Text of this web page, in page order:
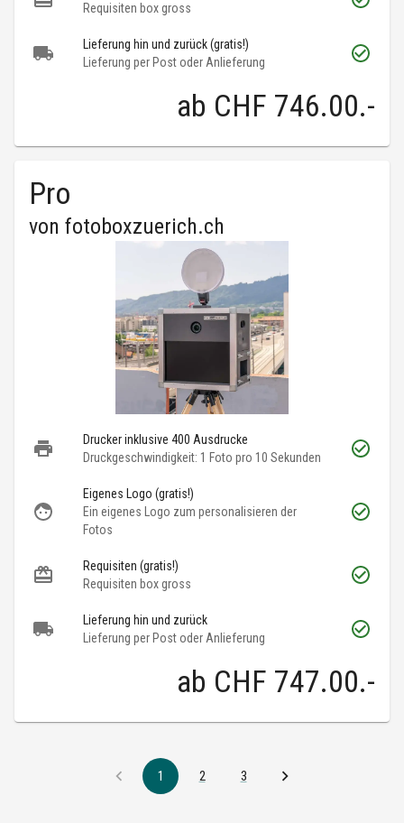
Requisiten box gross
Lieferung hin und zurück (gratis!)
Lieferung per Post oder Anlieferung
ab CHF 746.00.-
Pro
von fotoboxzuerich.ch
Drucker inklusive 400 Ausdrucke
Druckgeschwindigkeit: 1 Foto pro 10 Sekunden
Eigenes Logo (gratis!)
Ein eigenes Logo zum personalisieren der
Fotos
Requisiten (gratis!)
Requisiten box gross
Lieferung hin und zurück
Lieferung per Post oder Anlieferung
ab CHF 747.00.-
1 2 3